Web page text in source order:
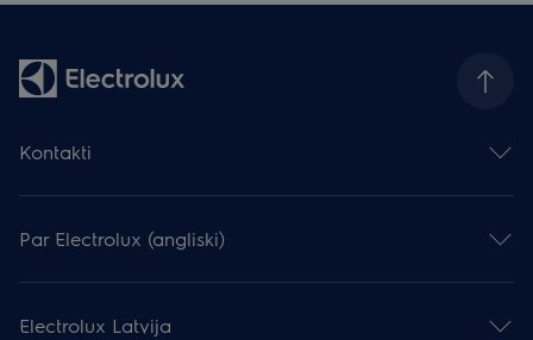
Kontakti
Atstāj atsauksmi
Serviss un atbalsts
Reģistrēt produktu
Lejupielādēt katalogus
Par Electrolux (angliski)
Prese un jaunumi
Electrolux Latvija